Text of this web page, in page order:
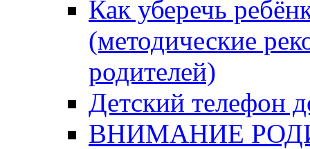
Как уберечь
(методические
родителей)
Детский телефон
ВНИМАНИЕ